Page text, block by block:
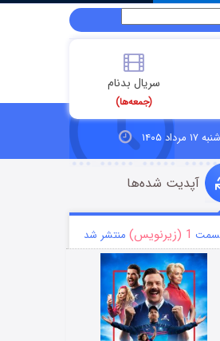
سریال بدنام
(جمعه‌ها)
شنبه ۱۷ مرداد ۱۴۰۵
آپدیت شده‌ها
1 (زیرنویس) منتشر شد